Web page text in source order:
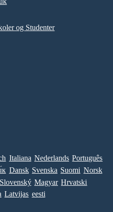
og Studenter
Italiana Nederlands Português
Dansk Svenska Suomi Norsk
Slovenský Magyar Hrvatski
Latvijas eesti